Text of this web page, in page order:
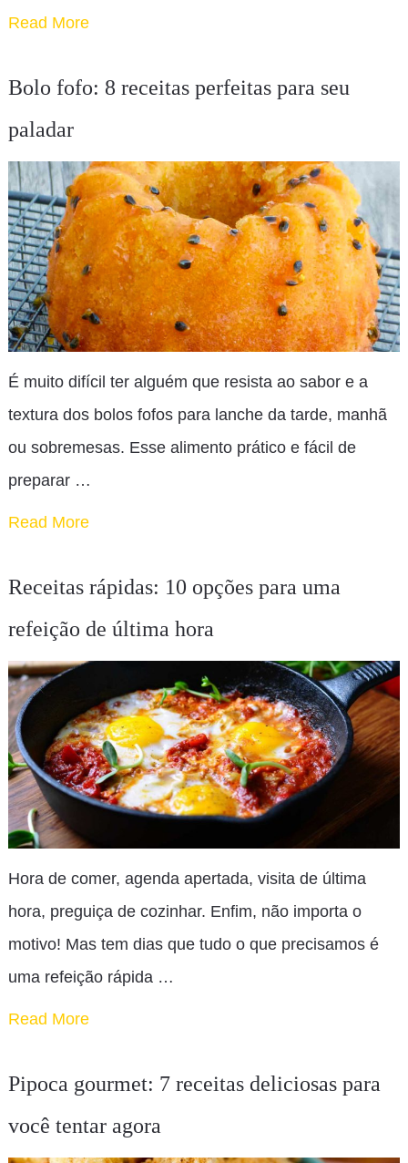
Read More
Bolo fofo: 8 receitas perfeitas para seu
paladar
É muito difícil ter alguém que resista ao sabor e a
textura dos bolos fofos para lanche da tarde, manhã
ou sobremesas. Esse alimento prático e fácil de
preparar …
Read More
Receitas rápidas: 10 opções para uma
refeição de última hora
Hora de comer, agenda apertada, visita de última
hora, preguiça de cozinhar. Enfim, não importa o
motivo! Mas tem dias que tudo o que precisamos é
uma refeição rápida …
Read More
Pipoca gourmet: 7 receitas deliciosas para
você tentar agora